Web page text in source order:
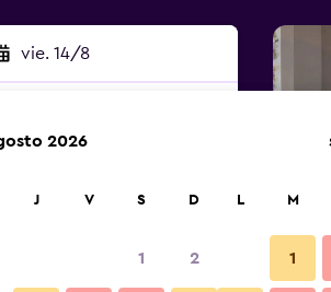
vie. 14/8
2026
J V S D
1 2
L M
1